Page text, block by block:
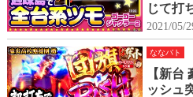
じて打
2021/05/
ななバト
【新台
ッシュ